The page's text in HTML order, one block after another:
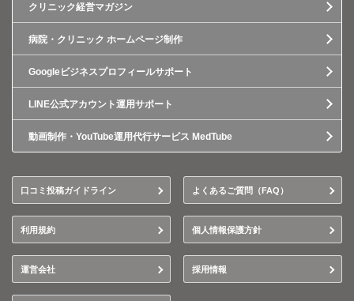
クリニック経営マガジン
病院・クリニック ホームページ制作
Googleビジネスプロフィールサポート
LINE公式アカウント運用サポート
動画制作・YouTube運用代行サービス MedTube
口コミ投稿ガイドライン よくあるご質問（FAQ）
利用規約 個人情報保護方針
運営会社 採用情報